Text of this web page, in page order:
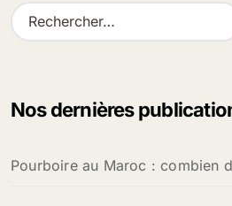
R
e
r
e
Nos dernières
Pourboire au Maroc : combien